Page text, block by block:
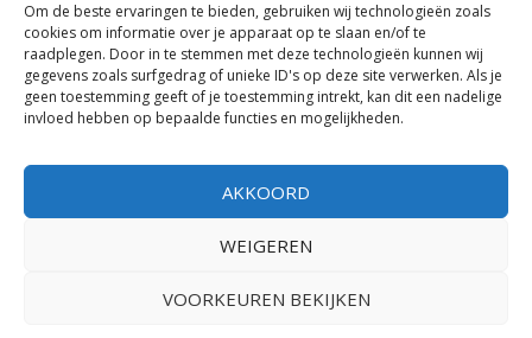
Om de beste ervaringen te bieden, gebruiken wij technologieën zoals
cookies om informatie over je apparaat op te slaan en/of te
raadplegen. Door in te stemmen met deze technologieën kunnen wij
gegevens zoals surfgedrag of unieke ID's op deze site verwerken. Als je
geen toestemming geeft of je toestemming intrekt, kan dit een nadelige
invloed hebben op bepaalde functies en mogelijkheden.
AKKOORD
WEIGEREN
VOORKEUREN BEKIJKEN
Due Diligence Spaans vastgoed
Emigreren naar Spanje Expert Call | Illegaal bouwen
door Mirjam van Riet (jan 2026)
Illegale bouw Spanje
Mirjam van Riet | Spanje Expert– Alle rechten voorbehouden.